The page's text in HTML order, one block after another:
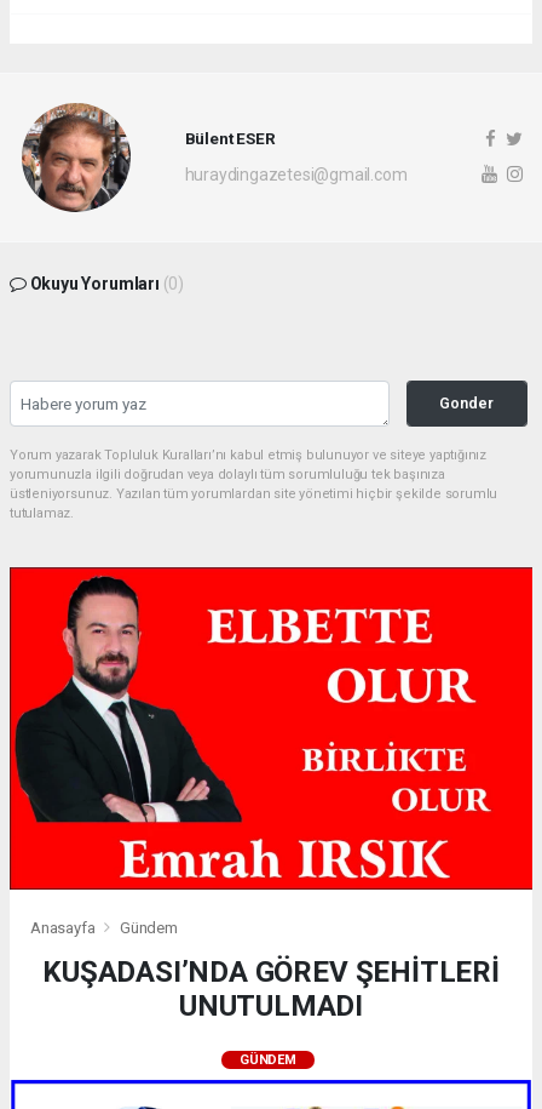
Bülent ESER
huraydingazetesi@gmail.com
Okuyu Yorumları (0)
Gonder
Yorum yazarak Topluluk Kuralları’nı kabul etmiş bulunuyor ve siteye yaptığınız
yorumunuzla ilgili doğrudan veya dolaylı tüm sorumluluğu tek başınıza
üstleniyorsunuz. Yazılan tüm yorumlardan site yönetimi hiçbir şekilde sorumlu
tutulamaz.
Anasayfa Gündem
KUŞADASI’NDA GÖREV ŞEHİTLERİ
UNUTULMADI
GÜNDEM